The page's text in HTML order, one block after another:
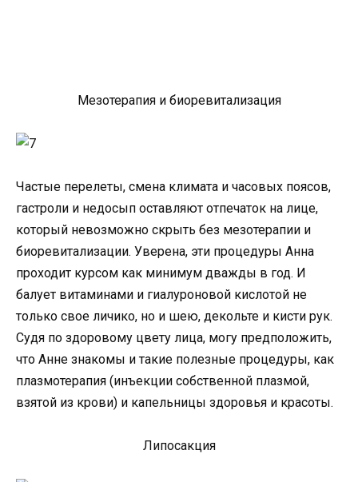
Мезотерапия и биоревитализация
Частые перелеты, смена климата и часовых поясов,
гастроли и недосып оставляют отпечаток на лице,
который невозможно скрыть без мезотерапии и
биоревитализации. Уверена, эти процедуры Анна
проходит курсом как минимум дважды в год. И
балует витаминами и гиалуроновой кислотой не
только свое личико, но и шею, декольте и кисти рук.
Судя по здоровому цвету лица, могу предположить,
что Анне знакомы и такие полезные процедуры, как
плазмотерапия (инъекции собственной плазмой,
взятой из крови) и капельницы здоровья и красоты.
Липосакция